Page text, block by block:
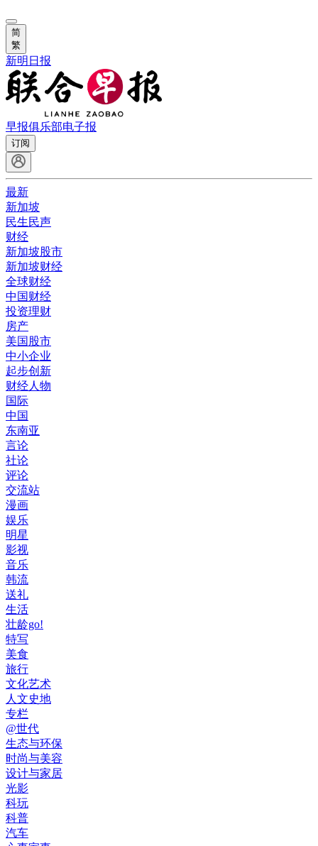
简
繁
新明日报
早报俱乐部电子报
订阅
最新
新加坡
民生民声
财经
新加坡股市
新加坡财经
全球财经
中国财经
投资理财
房产
美国股市
中小企业
起步创新
财经人物
国际
中国
东南亚
言论
社论
评论
交流站
漫画
娱乐
明星
影视
音乐
韩流
送礼
生活
壮龄go!
特写
美食
旅行
文化艺术
人文史地
专栏
@世代
生态与环保
时尚与美容
设计与家居
光影
科玩
科普
汽车